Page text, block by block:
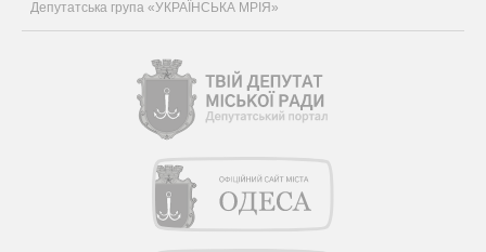
Депутатська група «УКРАЇНСЬКА МРІЯ»